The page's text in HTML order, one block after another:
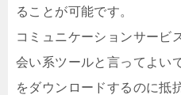
ることが可能です。
コミュニケーションサービ
会い系ツールと言ってよい
をダウンロードするのに抵